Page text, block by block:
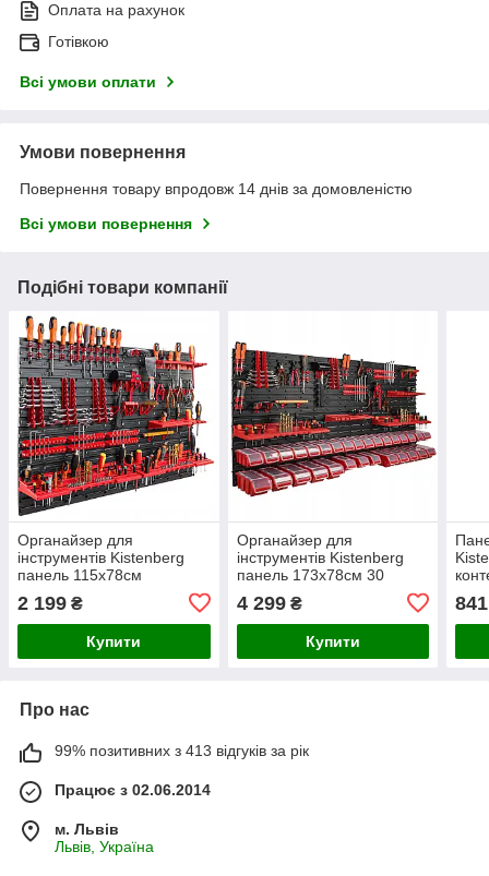
Оплата на рахунок
Готівкою
Всі умови оплати
Умови повернення
Повернення товару впродовж 14 днів за домовленістю
Всі умови повернення
Подібні товари компанії
Органайзер для
інструментів Kistenberg
панель 115х78см
2 199 ₴
Купити
Органайзер для
інструментів Kistenberg
панель 173х78см 30
4 299₴
Купити
841
Про нас
99% позитивних з 413 відгуків за рік
Працює з 02.06.2014
м. Львів
Львів, Україна